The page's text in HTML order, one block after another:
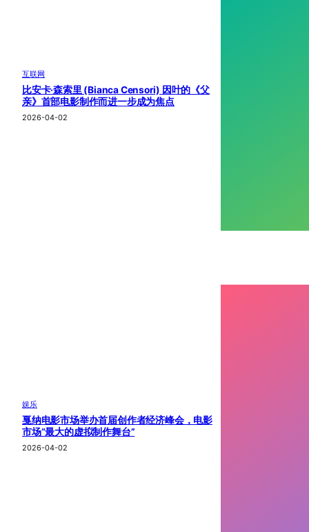
互联网
比安卡·森索里 (Bianca Censori) 因叶的《父
亲》首部电影制作而进一步成为焦点
2026-04-02
娱乐
戛纳电影市场举办首届创作者经济峰会，电影
市场“最大的虚拟制作舞台”
2026-04-02